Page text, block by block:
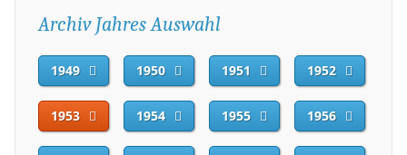
Archiv Jahres Auswahl
1949 1950 1951 1952
1953 1954 1955 1956